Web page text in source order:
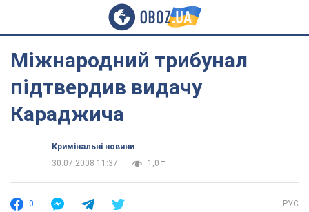
Міжнародний трибунал
підтвердив видачу
Караджича
Кримінальні новини
30.07.2008 11:37
1,0 т.
0 РУС